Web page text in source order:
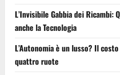
L’Invisibile Gabbia dei Ricambi:
anche la Tecnologia
L’Autonomia è un lusso? Il
quattro ruote